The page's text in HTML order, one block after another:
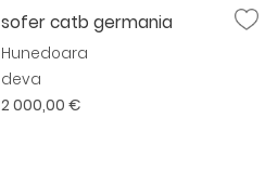
sofer catb germania
Hunedoara
deva
2 000,00 €